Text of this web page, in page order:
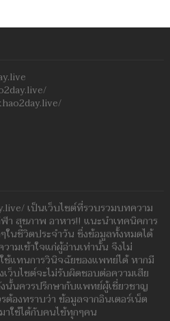
เป็นเว็บไซต์ที่รวบรวมบทความ
สุขภาพ อาหาร!! แนะนำเทคนิคการ
ในชีวิตประจำวัน ซึ่งข้อมูลทั้งหมดได้
ามเข้าใจแก่ผู้อ่านเท่านั้น จึงไม่
ช้แทนการวินิจฉัยของแพทย์ได้ หากมี
ว็บไซต์จะไม่รับผิดชอบต่อความเสีย
นั้นควรปรึกษากับแพทย์ผู้เชี่ยวชาญ
ต้องทราบว่า ข้อมูลจากอินเตอร์เน็ต
าใช้ได้กับคนไข้ทุกๆคน